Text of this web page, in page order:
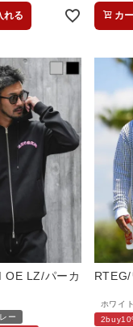
れる カ
OE LZ/パーカ
ー
ホワイト